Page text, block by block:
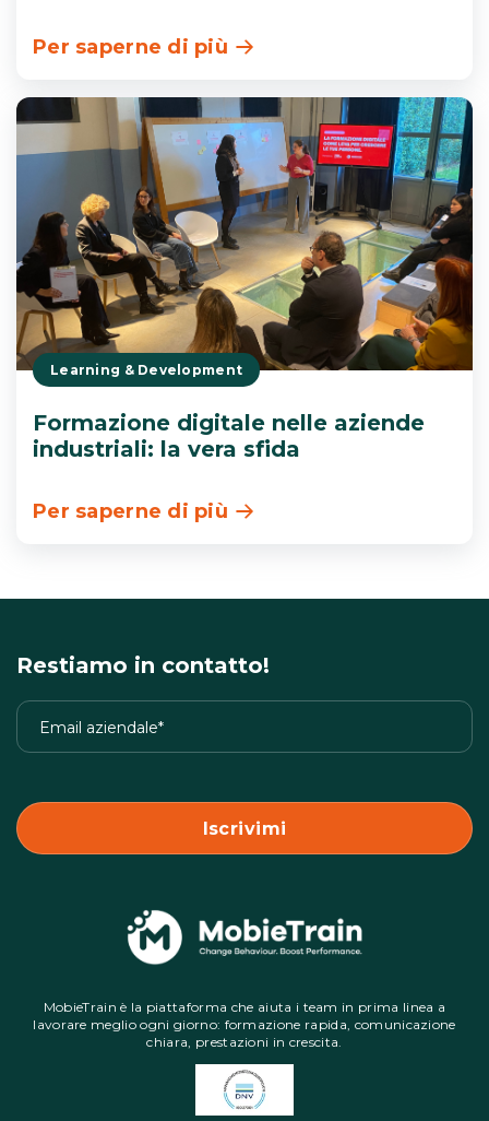
Per saperne di più
Learning & Development
Formazione digitale nelle aziende
industriali: la vera sfida
Per saperne di più
Restiamo in contatto!
MobieTrain è la piattaforma che aiuta i team in prima linea a
lavorare meglio ogni giorno: formazione rapida, comunicazione
chiara, prestazioni in crescita.